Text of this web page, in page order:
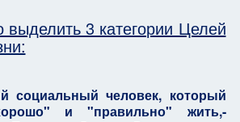
3 категории Целей
социальный человек, который
и "правильно" жить,-